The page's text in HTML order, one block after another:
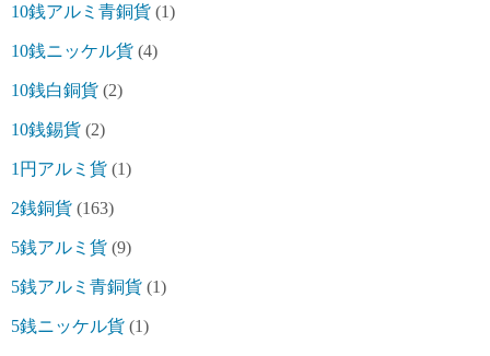
10銭アルミ青銅貨 (1)
10銭ニッケル貨 (4)
10銭白銅貨 (2)
10銭錫貨 (2)
1円アルミ貨 (1)
2銭銅貨 (163)
5銭アルミ貨 (9)
5銭アルミ青銅貨 (1)
5銭ニッケル貨 (1)